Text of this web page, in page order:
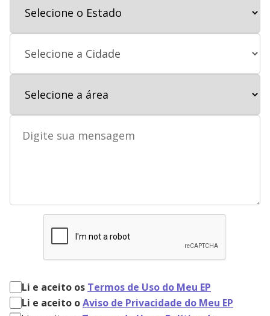
Li e aceito os Termos de Uso do Meu EP
Li e aceito oAviso de Privacidade do Meu EP